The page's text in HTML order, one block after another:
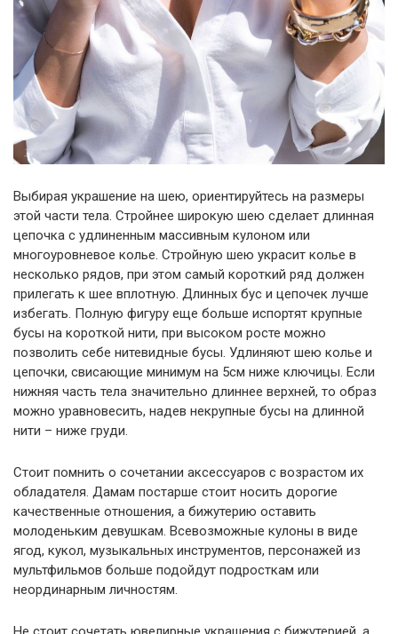
Выбирая украшение на шею, ориентируйтесь на размеры
этой части тела. Стройнее широкую шею сделает длинная
цепочка с удлиненным массивным кулоном или
многоуровневое колье. Стройную шею украсит колье в
несколько рядов, при этом самый короткий ряд должен
прилегать к шее вплотную. Длинных бус и цепочек лучше
избегать. Полную фигуру еще больше испортят крупные
бусы на короткой нити, при высоком росте можно
позволить себе нитевидные бусы. Удлиняют шею колье и
цепочки, свисающие минимум на 5см ниже ключицы. Если
нижняя часть тела значительно длиннее верхней, то образ
можно уравновесить, надев некрупные бусы на длинной
нити – ниже груди.
Стоит помнить о сочетании аксессуаров с возрастом их
обладателя. Дамам постарше стоит носить дорогие
качественные отношения, а бижутерию оставить
молоденьким девушкам. Всевозможные кулоны в виде
ягод, кукол, музыкальных инструментов, персонажей из
мультфильмов больше подойдут подросткам или
неординарным личностям.